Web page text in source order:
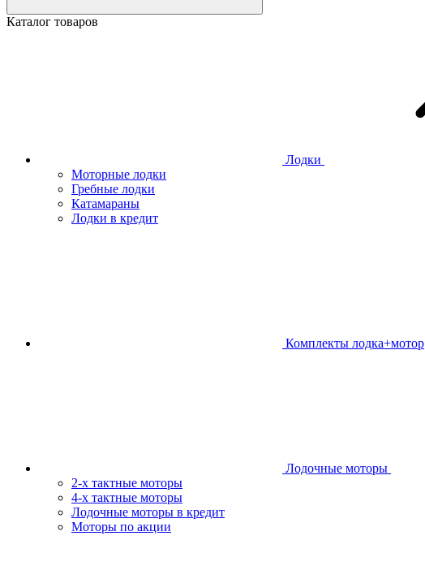
Каталог товаров
Лодки
Моторные лодки
Гребные лодки
Катамараны
Лодки в кредит
Комплекты лодка+мотор
Лодочные моторы
2-х тактные моторы
4-х тактные моторы
Лодочные моторы в кредит
Моторы по акции